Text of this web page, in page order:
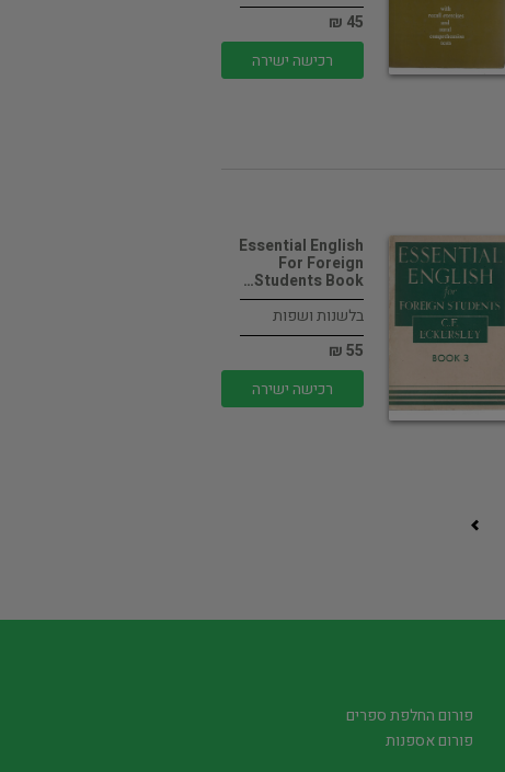
45 ₪
רכישה ישירה
Essential English
For Foreign
Students Book…
בלשנות ושפות
55 ₪
רכישה ישירה
פורום החלפת ספרים
פורום אספנות